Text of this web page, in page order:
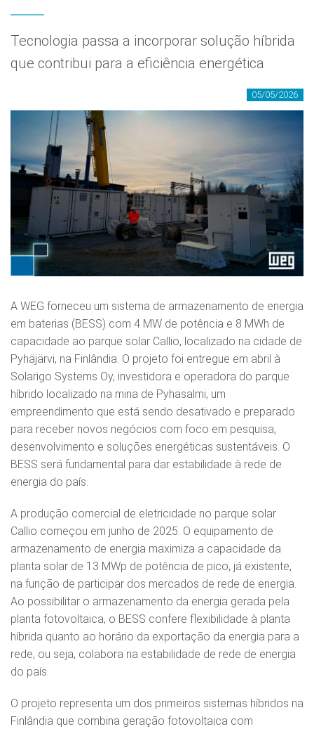
Tecnologia passa a incorporar solução híbrida
que contribui para a eficiência energética
05/05/2026
A WEG forneceu um sistema de armazenamento de energia
em baterias (BESS) com 4 MW de potência e 8 MWh de
capacidade ao parque solar Callio, localizado na cidade de
Pyhäjärvi, na Finlândia. O projeto foi entregue em abril à
Solarigo Systems Oy, investidora e operadora do parque
híbrido localizado na mina de Pyhäsalmi, um
empreendimento que está sendo desativado e preparado
para receber novos negócios com foco em pesquisa,
desenvolvimento e soluções energéticas sustentáveis. O
BESS será fundamental para dar estabilidade à rede de
energia do país.
A produção comercial de eletricidade no parque solar
Callio começou em junho de 2025. O equipamento de
armazenamento de energia maximiza a capacidade da
planta solar de 13 MWp de potência de pico, já existente,
na função de participar dos mercados de rede de energia.
Ao possibilitar o armazenamento da energia gerada pela
planta fotovoltaica, o BESS confere flexibilidade à planta
híbrida quanto ao horário da exportação da energia para a
rede, ou seja, colabora na estabilidade de rede de energia
do país.
O projeto representa um dos primeiros sistemas híbridos na
Finlândia que combina geração fotovoltaica com